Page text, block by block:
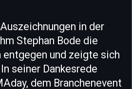
in der
Stephan Bode die
entgegen und zeigte sich
seiner Dankesrede
dem Branchenevent